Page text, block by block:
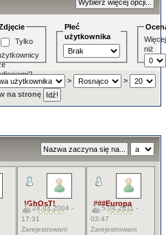
Tylko
Płeć
użytkownika
Więcej
niż
>
>
na stronę
!GhOsT!
24.03.2004 -
17:31
Zarejestrowani
###Europa
5.04.2011 -
03:47
Zarejestrowani